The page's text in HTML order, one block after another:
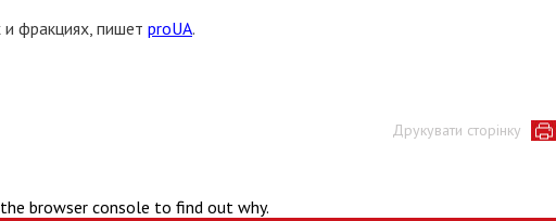
фракциях, пишет proUA.
Друкувати сторінку
browser console to find out why.